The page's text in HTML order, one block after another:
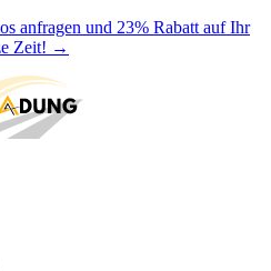
anfragen und 23% Rabatt auf Ihr
Zeit! →